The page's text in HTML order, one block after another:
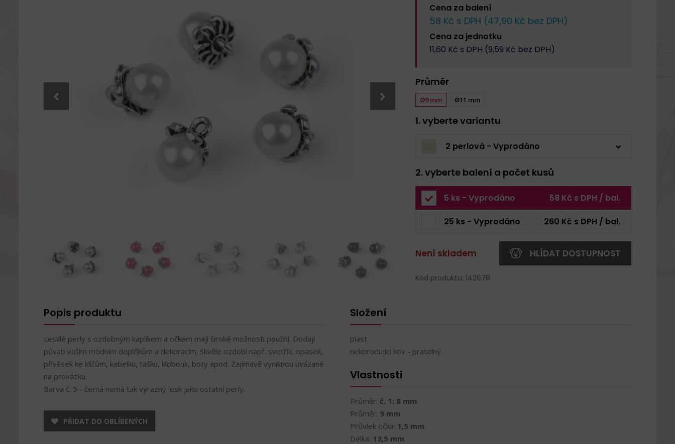
Cena za balení
58 Kč s DPH (47,90 Kč bez DPH)
Cena za jednotku
11,60 Kč s DPH (9,59 Kč bez DPH)
Průměr
Ø9 mm Ø11 mm
1. vyberte variantu
2 perlová - Vyprodáno
2. vyberte balení a počet kusů
5 ks - Vyprodáno 58 Kč s DPH / bal.
25 ks - Vyprodáno 260 Kč s DPH / bal.
Není skladem HLÍDAT DOSTUPNOST
Kód produktu: 142678
Popis produktu
Lesklé perly s ozdobným kaplíkem a očkem mají široké možnosti použití. Dodají
půvab vašim módním doplňkům a dekoracím. Skvěle ozdobí např. svetřík, opasek,
přívěsek ke klíčům, kabelku, tašku, klobouk, boty apod. Zajímavě vyniknou uvázané
na provázku.
Barva č. 5 - černá nemá tak výrazný lesk jako ostatní perly.
PŘIDAT DO OBLÍBENÝCH
Složení
plast
nekorodující kov - pratelný
Vlastnosti
Průměr: č. 1: 8 mm
Průměr: 9 mm
Průvlek očka: 1,5 mm
Délka: 12,5 mm